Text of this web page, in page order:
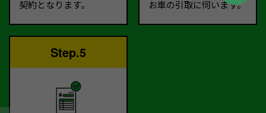
契約となります。
お車の引取に伺います。
Step.5